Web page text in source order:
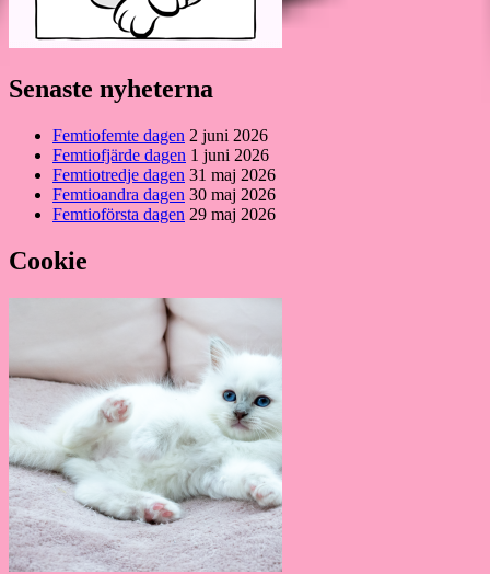
Senaste nyheterna
Femtiofemte dagen 2 juni 2026
Femtiofjärde dagen 1 juni 2026
Femtiotredje dagen 31 maj 2026
Femtioandra dagen 30 maj 2026
Femtioförsta dagen 29 maj 2026
Cookie